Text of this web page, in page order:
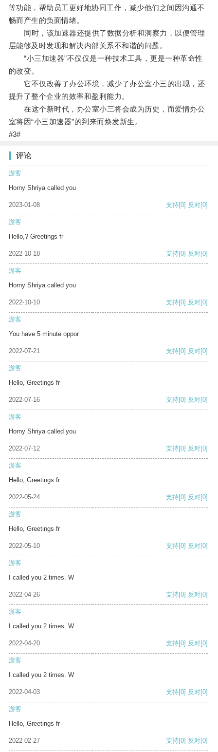
等功能，帮助员工更好地协同工作，减少他们之间因沟通不
畅而产生的负面情绪。
同时，该加速器还提供了数据分析和洞察力，以便管理
层能够及时发现和解决内部关系不和谐的问题。
“小三加速器”不仅仅是一种技术工具，更是一种革命性
的改变。
它不仅改善了办公环境，减少了办公室小三的出现，还
提升了整个企业的效率和盈利能力。
在这个新时代，办公室小三将会成为历史，而爱情办公
室将因“小三加速器”的到来而焕发新生。
#3#
评论
游客
Horny Shriya called you
2023-01-08 支持[0] 反对[0]
游客
Hello,? Greetings fr
2022-10-18 支持[0] 反对[0]
游客
Horny Shriya called you
2022-10-10 支持[0] 反对[0]
游客
You have 5 minute oppor
2022-07-21 支持[0] 反对[0]
游客
Hello, Greetings fr
2022-07-16 支持[0] 反对[0]
游客
Horny Shriya called you
2022-07-12 支持[0] 反对[0]
游客
Hello, Greetings fr
2022-05-24 支持[0] 反对[0]
游客
Hello, Greetings fr
2022-05-10 支持[0] 反对[0]
游客
I called you 2 times. W
2022-04-26 支持[0] 反对[0]
游客
I called you 2 times. W
2022-04-20 支持[0] 反对[0]
游客
I called you 2 times. W
2022-04-03 支持[0] 反对[0]
游客
Hello, Greetings fr
2022-02-27 支持[0] 反对[0]